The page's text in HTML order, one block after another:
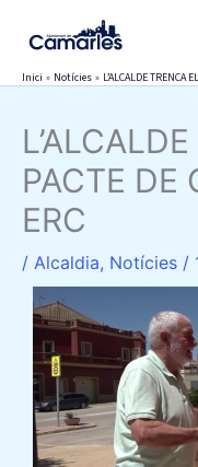
contingut
Inici Notícies L’ALCALDE TRENCA
PACTE DE
ERC
/ Alcaldia, Notícies /